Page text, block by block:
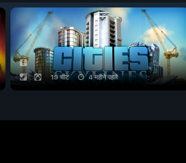
19 चीट 4 महीने पहले